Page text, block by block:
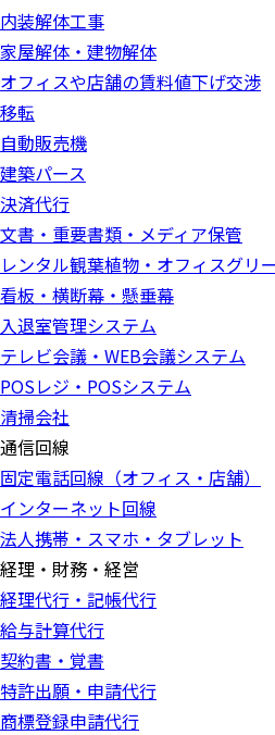
内装解体工事
家屋解体・建物解体
オフィスや店舗の賃料値下げ交渉
移転
自動販売機
建築パース
決済代行
文書・重要書類・メディア保管
レンタル観葉植物・オフィスグリ
看板・横断幕・懸垂幕
入退室管理システム
テレビ会議・WEB会議システム
POSレジ・POSシステム
清掃会社
通信回線
固定電話回線（オフィス・店舗）
インターネット回線
法人携帯・スマホ・タブレット
経理・財務・経営
経理代行・記帳代行
給与計算代行
契約書・覚書
特許出願・申請代行
商標登録申請代行